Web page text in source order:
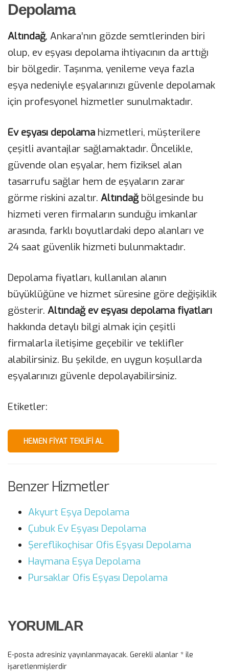
Depolama
Altındağ, Ankara’nın gözde semtlerinden biri
olup, ev eşyası depolama ihtiyacının da arttığı
bir bölgedir. Taşınma, yenileme veya fazla
eşya nedeniyle eşyalarınızı güvenle depolamak
için profesyonel hizmetler sunulmaktadır.
Ev eşyası depolama hizmetleri, müşterilere
çeşitli avantajlar sağlamaktadır. Öncelikle,
güvende olan eşyalar, hem fiziksel alan
tasarrufu sağlar hem de eşyaların zarar
görme riskini azaltır. Altındağbölgesinde bu
hizmeti veren firmaların sunduğu imkanlar
arasında, farklı boyutlardaki depo alanları ve
24 saat güvenlik hizmeti bulunmaktadır.
Depolama fiyatları, kullanılan alanın
büyüklüğüne ve hizmet süresine göre değişiklik
gösterir. Altındağ ev eşyası depolama fiyatları
hakkında detaylı bilgi almak için çeşitli
firmalarla iletişime geçebilir ve teklifler
alabilirsiniz. Bu şekilde, en uygun koşullarda
eşyalarınızı güvenle depolayabilirsiniz.
Etiketler:
HEMEN FIYAT TEKLIFI AL
Benzer Hizmetler
Akyurt Eşya Depolama
Çubuk Ev Eşyası Depolama
Şereflikoçhisar Ofis Eşyası Depolama
Haymana Eşya Depolama
Pursaklar Ofis Eşyası Depolama
YORUMLAR
E-posta adresiniz yayınlanmayacak. Gerekli alanlar * ile
işaretlenmişlerdir